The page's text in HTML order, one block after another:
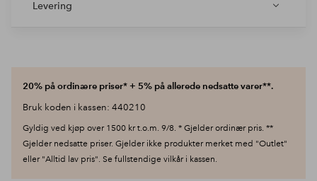
Levering
20% på ordinære priser* + 5% på allerede nedsatte varer**.
Bruk koden i kassen: 440210
Gyldig ved kjøp over 1500 kr t.o.m. 9/8. * Gjelder ordinær pris. **
Gjelder nedsatte priser. Gjelder ikke produkter merket med "Outlet"
eller "Alltid lav pris". Se fullstendige vilkår i kassen.